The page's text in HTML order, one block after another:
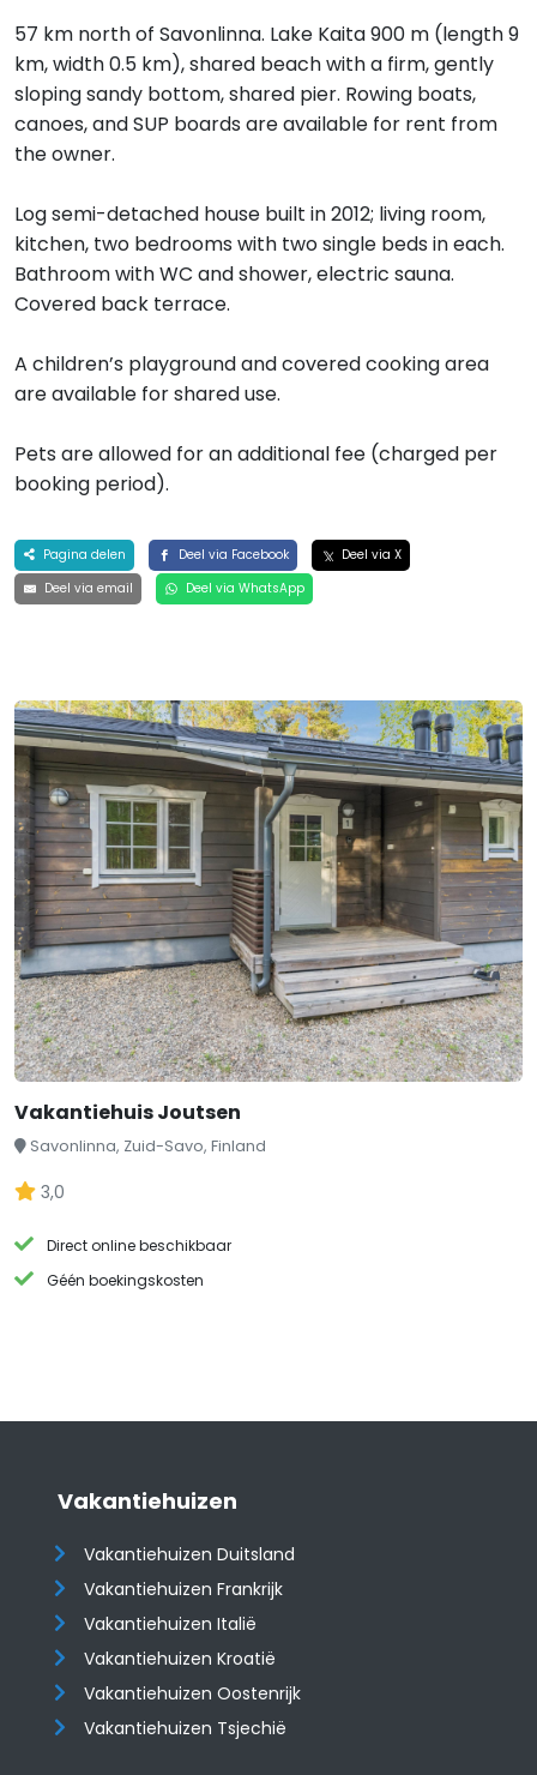
57 km north of Savonlinna. Lake Kaita 900 m (length 9
km, width 0.5 km), shared beach with a firm, gently
sloping sandy bottom, shared pier. Rowing boats,
canoes, and SUP boards are available for rent from
the owner.
Log semi-detached house built in 2012; living room,
kitchen, two bedrooms with two single beds in each.
Bathroom with WC and shower, electric sauna.
Covered back terrace.
A children’s playground and covered cooking area
are available for shared use.
Pets are allowed for an additional fee (charged per
booking period).
Pagina delen Deel via Facebook
Deel via X
Deel via email
Deel via WhatsApp
Vakantiehuis Joutsen
Savonlinna, Zuid-Savo, Finland
3,0
Direct online beschikbaar
Géén boekingskosten
Vakantiehuizen
Vakantiehuizen Duitsland
Vakantiehuizen Frankrijk
Vakantiehuizen Italië
Vakantiehuizen Kroatië
​​​​​​​Vakantiehuizen Oostenrijk
Vakantiehuizen Tsjechië